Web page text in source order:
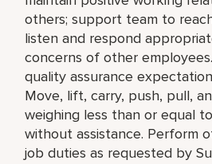
others; support team to
listen and respond
concerns of other
quality assurance
Move, lift, carry, push, pull,
weighing less than or equal
without assistance. Perform
job duties as requested by